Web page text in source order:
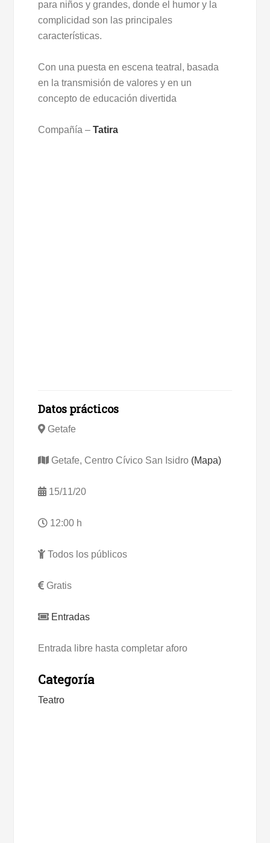
para niños y grandes, donde el humor y la
complicidad son las principales
características.
Con una puesta en escena teatral, basada
en la transmisión de valores y en un
concepto de educación divertida
Compañía –Tatira
Datos prácticos
Getafe
Getafe, Centro Cívico San Isidro (Mapa)
15/11/20
12:00 h
Todos los públicos
Gratis
Entradas
Entrada libre hasta completar aforo
Categoría
Teatro